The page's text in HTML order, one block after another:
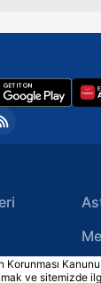
Korunması
ve sitemizde